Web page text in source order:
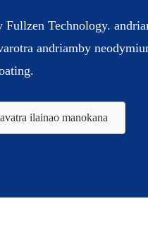
Technology.
andriamby
ilainao manokana